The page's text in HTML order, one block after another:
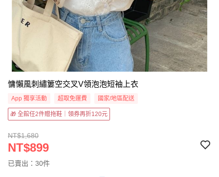
慵懶風刺繡簍空交叉V領泡泡短袖上衣
App 獨享活動 超取免運費 國家/地區配送
🎁 全館任2件贈拖鞋｜領券再折120元
NT$1,680
NT$899
已賣出：30件